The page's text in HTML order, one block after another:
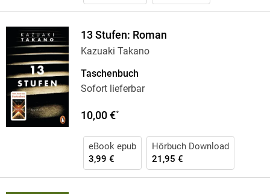
13 Stufen: Roman
Kazuaki Takano
Taschenbuch
Sofort lieferbar
10,00 €*
eBook epub
3,99 €
Hörbuch Download
21,95 €